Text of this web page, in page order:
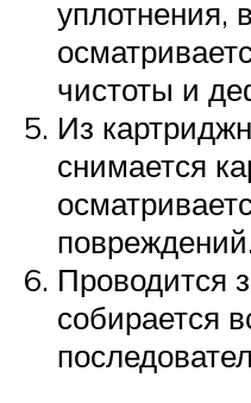
уплотнения,
чистоты и
Из
снимается
Проводится
собирается